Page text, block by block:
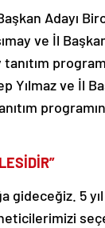
Adayı
ve İl Başkan
ve İl
5